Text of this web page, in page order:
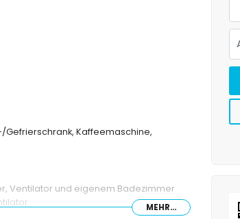
Gefrierschrank, Kaffeemaschine,
Ventilator und eigenem Badezimmer
MEHR...